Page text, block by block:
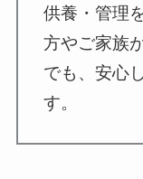
供養・管理
方やご家族
でも、安心
す。